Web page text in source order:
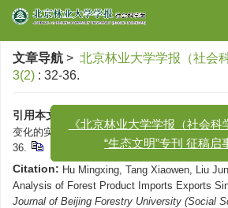
文章导航 > 北京林业大学学报（社会
3(2) : 32-36.
引用本文:
胡明形, 汤晓文, 刘俊昌. 加入WTO
变化的实证分析[J]. 北京林业大学学报（社会
36.
Citation: Hu Mingxing, Tang Xiaowen, Liu
Analysis of Forest Product Imports Exports
Journal of Beijing Forestry University (Social
《北京林业大学学报（社会
“生态文明”专刊 征稿启